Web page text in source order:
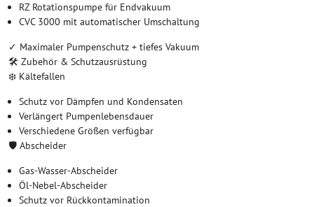
RZ Rotationspumpe für Endvakuum
CVC 3000 mit automatischer Umschaltung
✓ Maximaler Pumpenschutz + tiefes Vakuum
🛠️ Zubehör & Schutzausrüstung
❄️ Kältefallen
Schutz vor Dämpfen und Kondensaten
Verlängert Pumpenlebensdauer
Verschiedene Größen verfügbar
🛡️ Abscheider
Gas-Wasser-Abscheider
Öl-Nebel-Abscheider
Schutz vor Rückkontamination